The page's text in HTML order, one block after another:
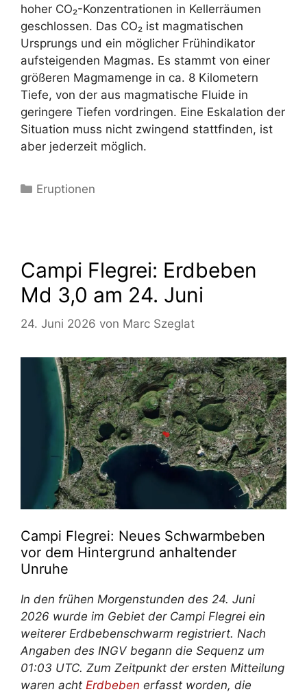
hoher CO₂-Konzentrationen in Kellerräumen
geschlossen. Das CO₂ ist magmatischen
Ursprungs und ein möglicher Frühindikator
aufsteigenden Magmas. Es stammt von einer
größeren Magmamenge in ca. 8 Kilometern
Tiefe, von der aus magmatische Fluide in
geringere Tiefen vordringen. Eine Eskalation der
Situation muss nicht zwingend stattfinden, ist
aber jederzeit möglich.
Kategorien
Eruptionen
Campi Flegrei: Erdbeben
Md 3,0 am 24. Juni
24. Juni 2026 von Marc Szeglat
Campi Flegrei: Neues Schwarmbeben
vor dem Hintergrund anhaltender
Unruhe
In den frühen Morgenstunden des 24. Juni
2026 wurde im Gebiet der Campi Flegrei ein
weiterer Erdbebenschwarm registriert. Nach
Angaben des INGV begann die Sequenz um
01:03 UTC. Zum Zeitpunkt der ersten Mitteilung
waren acht Erdbeben erfasst worden, die